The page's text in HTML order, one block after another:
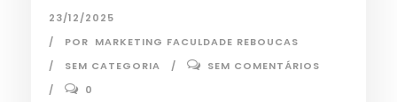
23/12/2025
POR MARKETING FACULDADE REBOUCAS
SEM CATEGORIA
SEM COMENTÁRIOS
0